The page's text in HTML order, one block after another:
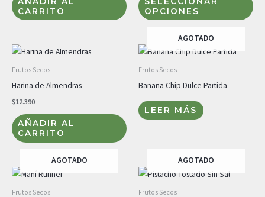
CARRITO
OPCIONES
Las
Frutos Secos
Harina de Almendras
$12.390
AÑADIR AL
CARRITO
AGOTADO
Frutos Secos
Banana Chip Dulce Partida
LEER MÁS
AGOTADO
Frutos Secos
AGOTADO
Frutos Secos